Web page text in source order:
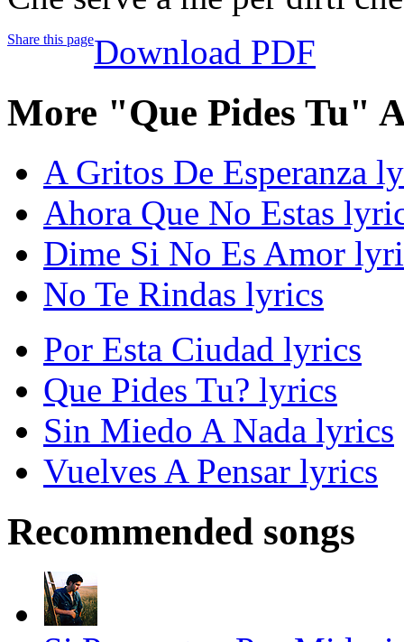
Share this pageDownload PDF
More "Que Pides Tu"
A Gritos De Esperanza
Ahora Que No Estas
Dime Si No Es Amor
No Te Rindas lyrics
Por Esta Ciudad lyrics
Que Pides Tu? lyrics
Sin Miedo A Nada lyrics
Vuelves A Pensar lyrics
Recommended songs